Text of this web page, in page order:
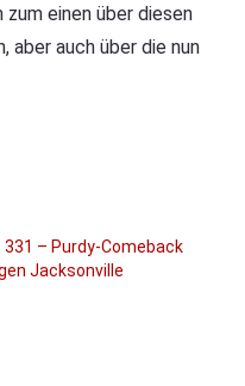
einen über diesen
aber auch über die nun
331 – Purdy-Comeback
Jacksonville